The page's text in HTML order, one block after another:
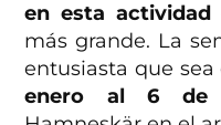
en esta actividad
más grande. La
entusiasta que sea
enero al 6 de